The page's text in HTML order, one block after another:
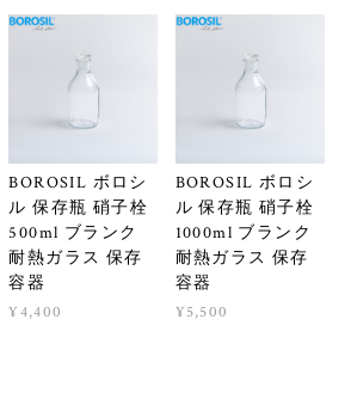
BOROSIL ボロシ
ル 保存瓶 硝子栓
500ml ブランク
耐熱ガラス 保存
容器
¥4,400
BOROSIL ボロシ
ル 保存瓶 硝子栓
1000ml ブランク
耐熱ガラス 保存
容器
¥5,500